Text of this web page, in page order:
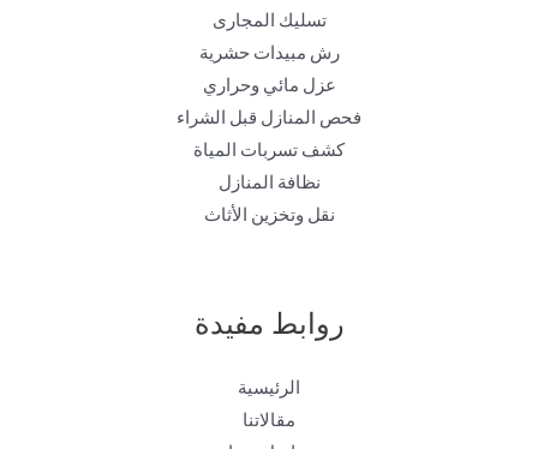
تسليك المجارى
رش مبيدات حشرية
عزل مائي وحراري
فحص المنازل قبل الشراء
كشف تسربات المياة
نظافة المنازل
نقل وتخزين الأثاث
روابط مفيدة
الرئيسية
مقالاتنا